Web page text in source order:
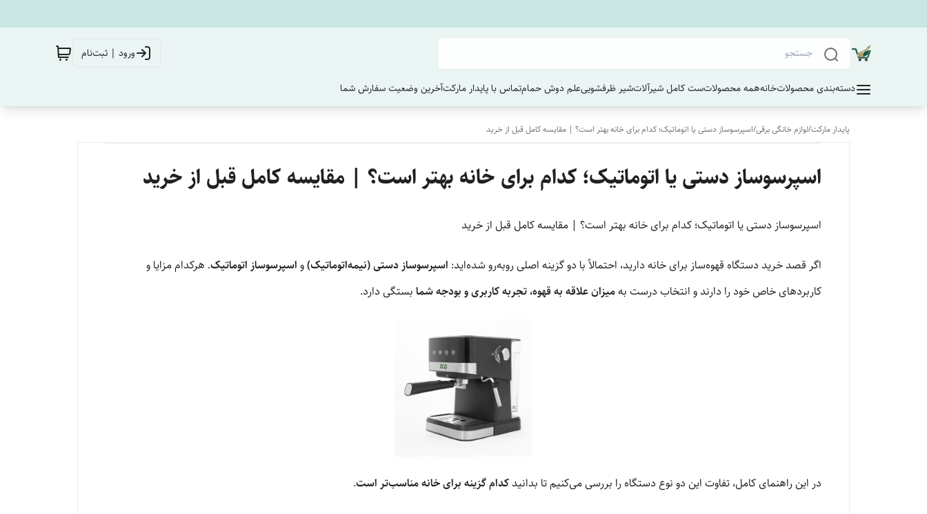
ورود | ثبت‌نام
دسته‌بندی محصولاتخانههمه محصولاتست کامل شیرآلاتشیر ظرفشوییعلم دوش حمامتماس با پایدار مارکتآخرین وضعیت سفارش‌ شما
پایدار مارکت/لوازم خانگی برقی/اسپرسوساز دستی یا اتوماتیک؛ کدام برای خانه بهتر است؟ | مقایسه کامل قبل از خرید
اسپرسوساز دستی یا اتوماتیک؛ کدام برای خانه بهتر است؟ | مقایسه کامل قبل از خرید
اسپرسوساز دستی یا اتوماتیک؛ کدام برای خانه بهتر است؟ | مقایسه کامل قبل از خرید
اگر قصد خرید دستگاه قهوه‌ساز برای خانه دارید، احتمالاً با دو گزینه اصلی روبه‌رو شده‌اید: اسپرسوساز دستی (نیمه‌اتوماتیک)و اسپرسوساز اتوماتیک. هرکدام مزایا و
کاربردهای خاص خود را دارند و انتخاب درست بهمیزان علاقه به قهوه، تجربه کاربری و بودجه شما بستگی دارد.
در این راهنمای کامل، تفاوت این دو نوع دستگاه را بررسی می‌کنیم تا بدانیدکدام گزینه برای خانه مناسب‌تر است.